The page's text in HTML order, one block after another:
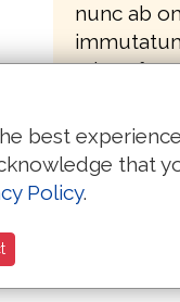
nunc ab
'Therefore
best
that
Policy.